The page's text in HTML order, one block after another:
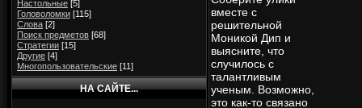
Настольные [5]
Головоломки [115]
Слова [2]
Поиск предметов [68]
Стратегии [15]
Другие [4]
Многопользовательские [11]
НА САЙТЕ...
вместе с
решительной
Моникой Дип и
выясните, что
случилось с
талантливым
ученым. Возможно,
это как-то связано